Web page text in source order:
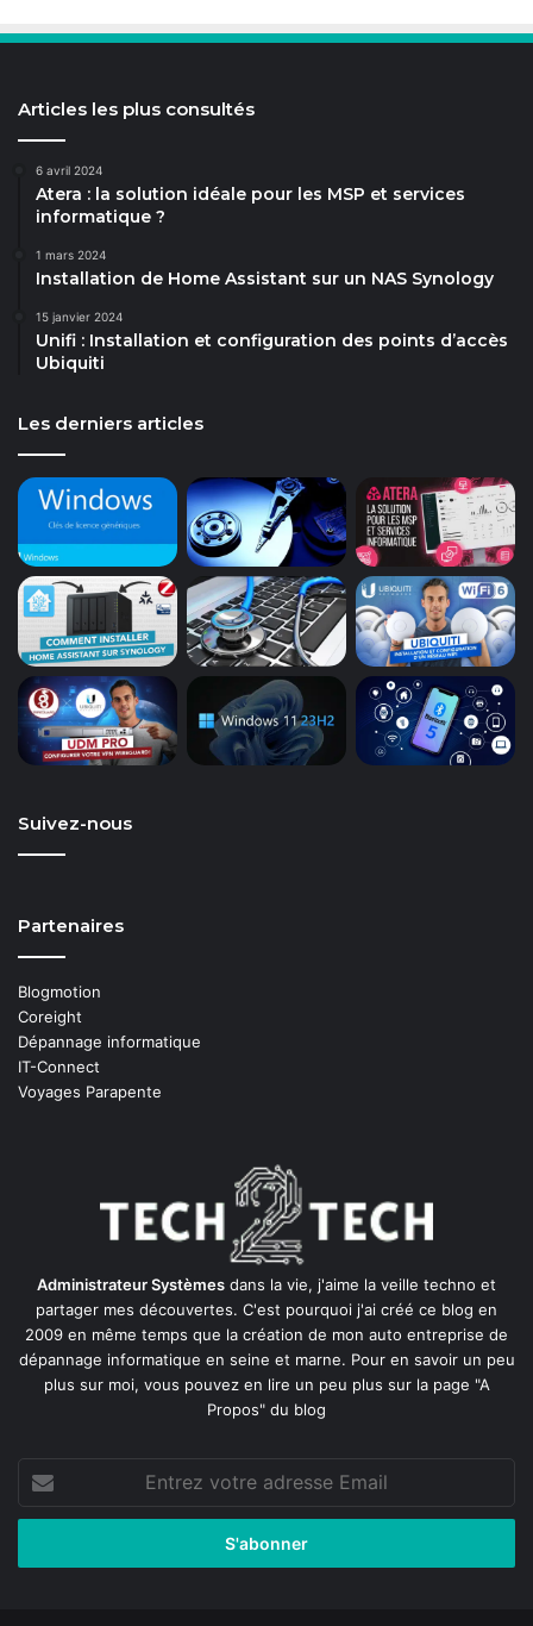
Articles les plus consultés
6 avril 2024
Atera : la solution idéale pour les MSP et services
informatique ?
1 mars 2024
Installation de Home Assistant sur un NAS Synology
15 janvier 2024
Unifi : Installation et configuration des points d’accès
Ubiquiti
Les derniers articles
Suivez-nous
Partenaires
Blogmotion
Coreight
Dépannage informatique
IT-Connect
Voyages Parapente
Administrateur Systèmes dans la vie, j'aime la veille techno et
partager mes découvertes. C'est pourquoi j'ai créé ce blog en
2009 en même temps que la création de mon auto entreprise de
dépannage informatique en seine et marne. Pour en savoir un peu
plus sur moi, vous pouvez en lire un peu plus sur la page "A
Propos" du blog
Entrez
votre
adresse